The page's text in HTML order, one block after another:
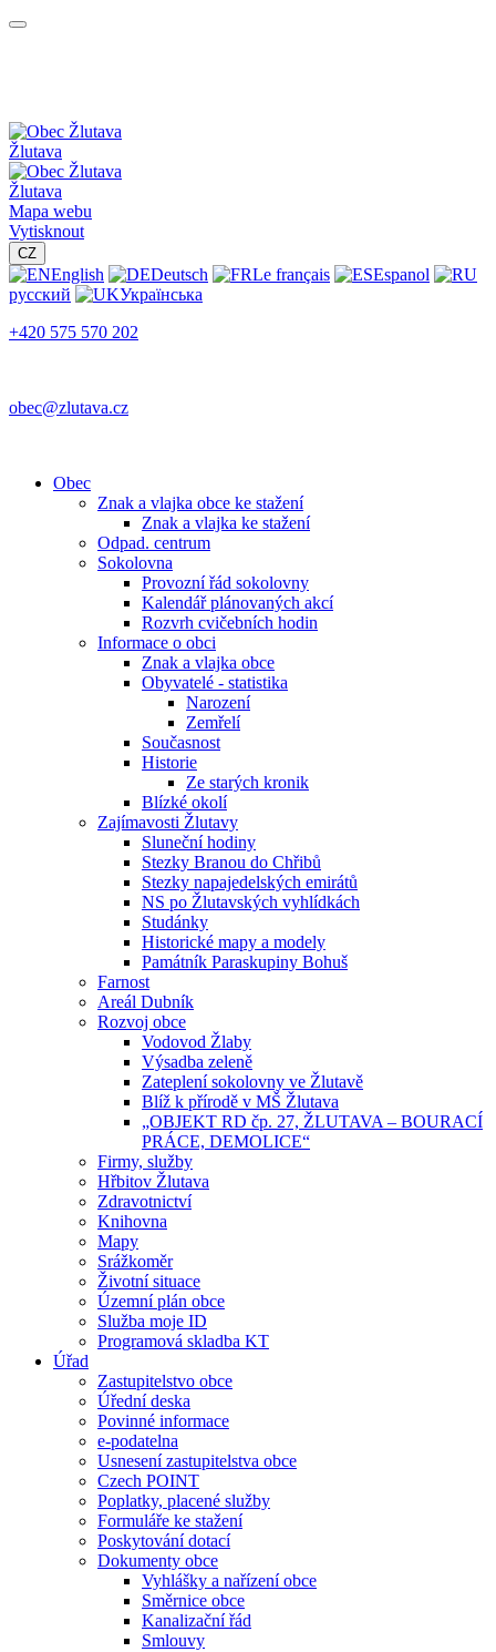
Žlutava
Žlutava
Mapa webu
Vytisknout
CZ
English Deutsch Le français
Espanol
русский
Українська
+420 575 570 202
obec@zlutava.cz
Obec
Znak a vlajka obce ke stažení
Znak a vlajka ke stažení
Odpad. centrum
Sokolovna
Provozní řád sokolovny
Kalendář plánovaných akcí
Rozvrh cvičebních hodin
Informace o obci
Znak a vlajka obce
Obyvatelé - statistika
Narození
Zemřelí
Současnost
Historie
Ze starých kronik
Blízké okolí
Zajímavosti Žlutavy
Sluneční hodiny
Stezky Branou do Chřibů
Stezky napajedelských emirátů
NS po Žlutavských vyhlídkách
Studánky
Historické mapy a modely
Památník Paraskupiny Bohuš
Farnost
Areál Dubník
Rozvoj obce
Vodovod Žlaby
Výsadba zeleně
Zateplení sokolovny ve Žlutavě
Blíž k přírodě v MŠ Žlutava
„OBJEKT RD čp. 27, ŽLUTAVA – BOURACÍ
PRÁCE, DEMOLICE“
Firmy, služby
Hřbitov Žlutava
Zdravotnictví
Knihovna
Mapy
Srážkoměr
Životní situace
Územní plán obce
Služba moje ID
Programová skladba KT
Úřad
Zastupitelstvo obce
Úřední deska
Povinné informace
e-podatelna
Usnesení zastupitelstva obce
Czech POINT
Poplatky, placené služby
Formuláře ke stažení
Poskytování dotací
Dokumenty obce
Vyhlášky a nařízení obce
Směrnice obce
Kanalizační řád
Smlouvy